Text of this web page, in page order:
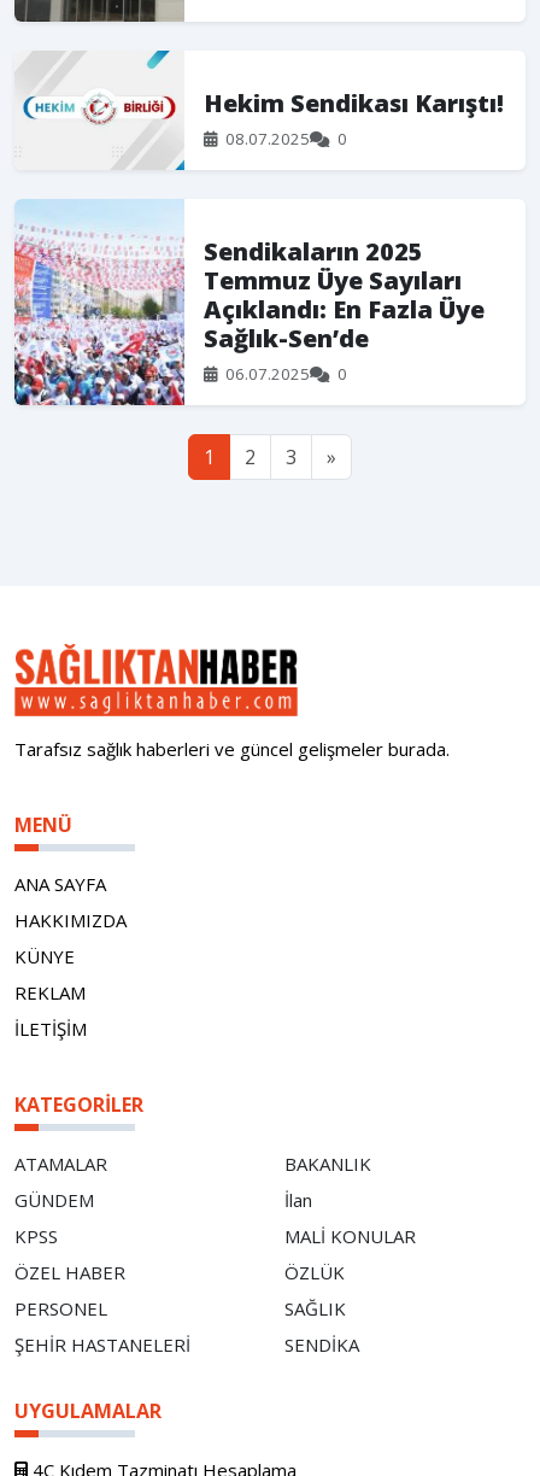
Hekim Sendikası Karıştı!
08.07.2025 0
Sendikaların 2025
Temmuz Üye Sayıları
Açıklandı: En Fazla Üye
Sağlık-Sen’de
06.07.2025 0
1 2 3 »
Tarafsız sağlık haberleri ve güncel gelişmeler burada.
MENÜ
ANA SAYFA
HAKKIMIZDA
KÜNYE
REKLAM
İLETİŞİM
KATEGORILER
ATAMALAR
BAKANLIK
GÜNDEM
İlan
KPSS
MALİ KONULAR
ÖZEL HABER
ÖZLÜK
PERSONEL
SAĞLIK
ŞEHİR HASTANELERİ
SENDİKA
UYGULAMALAR
4C Kıdem Tazminatı Hesaplama